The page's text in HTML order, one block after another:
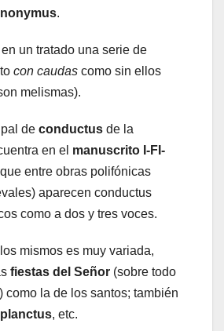
.
un tratado una serie de
con caudas como sin ellos
melismas).
de conductus de la
en el manuscrito I-FI-
entre obras polifónicas
aparecen conductus
como a dos y tres voces.
mismos es muy variada,
fiestas del Señor (sobre todo
como la de los santos; también
, etc.